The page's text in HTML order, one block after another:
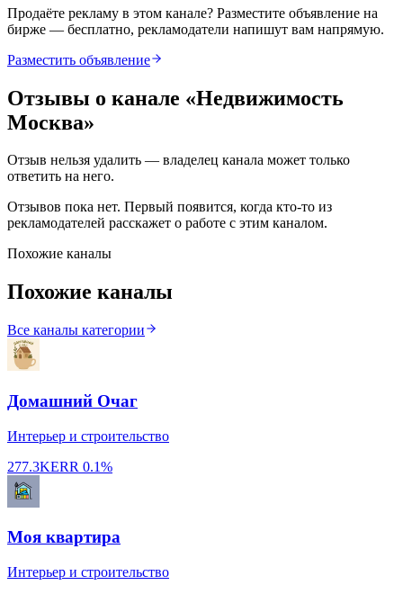
Продаёте рекламу в этом канале? Разместите объявление на
бирже — бесплатно, рекламодатели напишут вам напрямую.
Разместить объявление
Отзывы о канале «Недвижимость
Москва»
Отзыв нельзя удалить — владелец канала может только
ответить на него.
Отзывов пока нет. Первый появится, когда кто-то из
рекламодателей расскажет о работе с этим каналом.
Похожие каналы
Похожие каналы
Все каналы категории
Домашний Очаг
Интерьер и строительство
277.3KERR 0.1%
Моя квартира
Интерьер и строительство